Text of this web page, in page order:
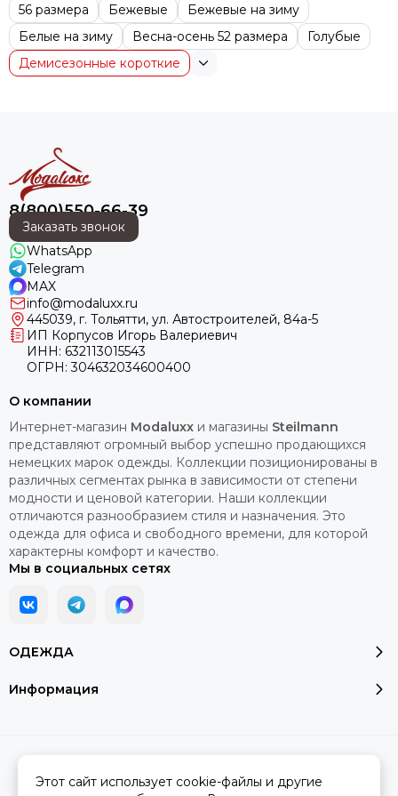
56 размера
Бежевые
Бежевые на зиму
Белые на зиму
Весна-осень 52 размера
Голубые
Демисезонные короткие
8(800)550-66-39
Заказать звонок
WhatsApp
Telegram
MAX
info@modaluxx.ru
445039, г. Тольятти, ул. Автостроителей, 84а-5
ИП Корпусов Игорь Валериевич
ИНН: 632113015543
ОГРН: 304632034600400
ОДЕЖДА
Информация
О компании
Интернет-магазин Modaluxx и магазины Steilmann
представляют огромный выбор успешно продающихся
немецких марок одежды. Коллекции позиционированы в
различных сегментах рынка в зависимости от степени
модности и ценовой категории. Наши коллекции
отличаются разнообразием стиля и назначения. Это
одежда для офиса и свободного времени, для которой
характерны комфорт и качество.
Мы в социальных сетях
Сделано вMOSK.STUDIOдля платформы InSales
Этот сайт использует cookie-файлы и другие